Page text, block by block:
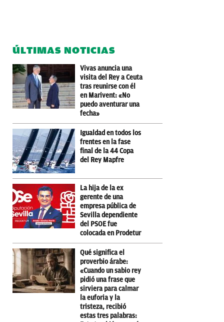
ÚLTIMAS NOTICIAS
Vivas anuncia una
visita del Rey a Ceuta
tras reunirse con él
en Marivent: «No
puedo aventurar una
fecha»
Igualdad en todos los
frentes en la fase
final de la 44 Copa
del Rey Mapfre
La hija de la ex
gerente de una
empresa pública de
Sevilla dependiente
del PSOE fue
colocada en Prodetur
Qué significa el
proverbio árabe:
«Cuando un sabio rey
pidió una frase que
sirviera para calmar
la euforia y la
tristeza, recibió
estas tres palabras: